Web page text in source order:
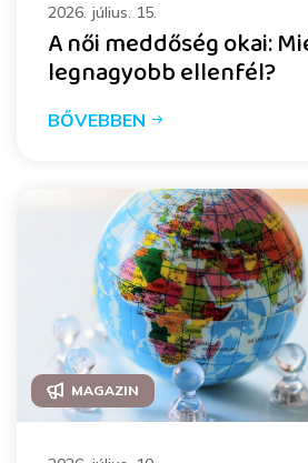
2026. július. 15.
A női meddőség okai:
legnagyobb ellenfél?
BŐVEBBEN
MAGAZIN